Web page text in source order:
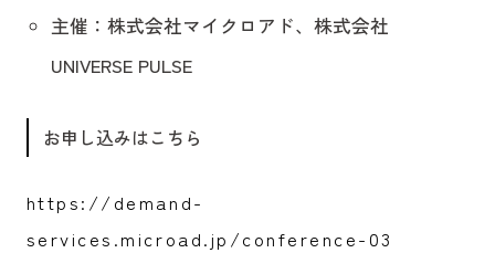
主催：株式会社マイクロアド、株式会社
UNIVERSE PULSE
お申し込みはこちら
https://demand-
services.microad.jp/conference-03